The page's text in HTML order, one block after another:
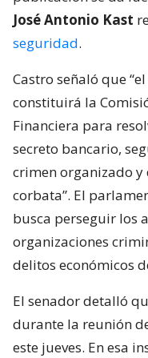
José Antonio Kast
seguridad.
Castro señaló que
constituirá la
Financiera para
secreto bancario,
crimen organizado y
corbata”. El
busca perseguir los
organizaciones
delitos económicos
El senador detalló
durante la reunión
este jueves. En esa